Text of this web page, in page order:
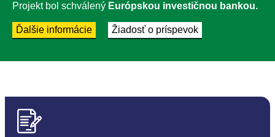
Projekt bol schválený Európskou investičnou bankou.
Ďalšie informácie Žiadosť o príspevok